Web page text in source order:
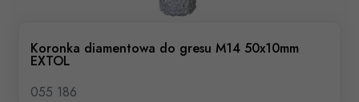
Koronka diamentowa do gresu M14 50x10mm
EXTOL
055 186